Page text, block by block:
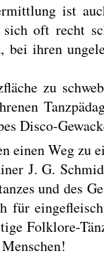
ist
oft recht
ihren
zu
Disco-
einen Weg zu
J. G.
und des
für
Folklore-